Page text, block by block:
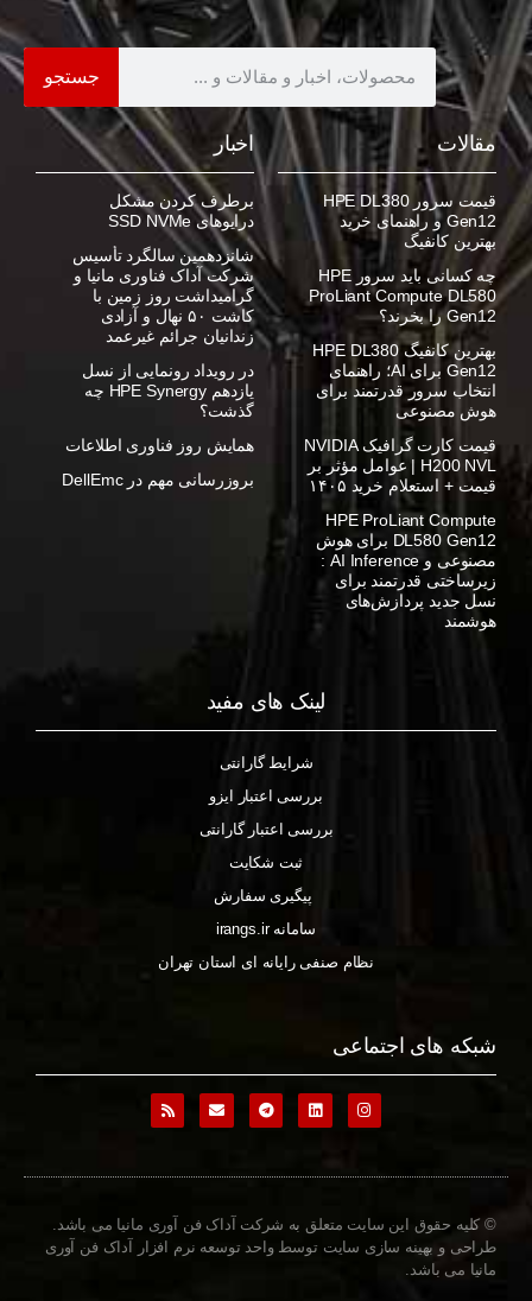
جستجو
مقالات
قیمت سرور HPE DL380
Gen12 و راهنمای خرید
بهترین کانفیگ
چه کسانی باید سرور HPE
ProLiant Compute DL580
Gen12 را بخرند؟
بهترین کانفیگ HPE DL380
Gen12 برای AI؛ راهنمای
انتخاب سرور قدرتمند برای
هوش مصنوعی
قیمت کارت گرافیک NVIDIA
H200 NVL | عوامل مؤثر بر
قیمت + استعلام خرید ۱۴۰۵
HPE ProLiant Compute
DL580 Gen12 برای هوش
مصنوعی و AI Inference :
زیرساختی قدرتمند برای
نسل جدید پردازش‌های
هوشمند
اخبار
برطرف کردن مشکل
درایوهای SSD NVMe
شانزدهمین سالگرد تأسیس
شرکت آداک فناوری مانیا و
گرامیداشت روز زمین با
کاشت ۵۰ نهال و آزادی
زندانیان جرائم غیرعمد
در رویداد رونمایی از نسل
یازدهم HPE Synergy چه
گذشت؟
همایش روز فناوری اطلاعات
بروزرسانی مهم در DellEmc
لینک های مفید
شرایط گارانتی
بررسی اعتبار ایزو
بررسی اعتبار گارانتی
ثبت شکایت
پیگیری سفارش
سامانه irangs.ir
نظام صنفی رایانه ای استان تهران
شبکه های اجتماعی
© کلیه حقوق این سایت متعلق به شرکت آداک فن آوری مانیا می باشد.
طراحی و بهینه سازی سایت توسط واحد توسعه نرم افزار آداک فن آوری
مانیا می باشد.